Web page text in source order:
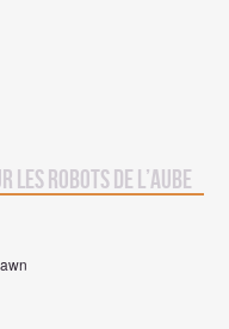
Les robots de l’aube